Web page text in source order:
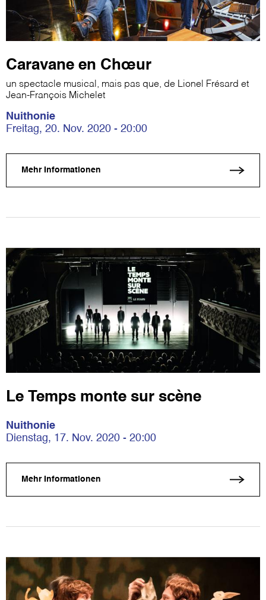
Caravane en Chœur
un spectacle musical, mais pas que, de Lionel Frésard et
Jean-François Michelet
Nuithonie
Freitag, 20. Nov. 2020 - 20:00
Mehr Informationen
Le Temps monte sur scène
Nuithonie
Dienstag, 17. Nov. 2020 - 20:00
Mehr Informationen